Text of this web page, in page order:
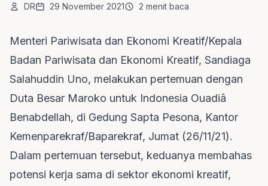
DR 29 November 2021 2 menit baca
Menteri Pariwisata dan Ekonomi Kreatif/Kepala
Badan Pariwisata dan Ekonomi Kreatif, Sandiaga
Salahuddin Uno, melakukan pertemuan dengan
Duta Besar Maroko untuk Indonesia Ouadiâ
Benabdellah, di Gedung Sapta Pesona, Kantor
Kemenparekraf/Baparekraf, Jumat (26/11/21).
Dalam pertemuan tersebut, keduanya membahas
potensi kerja sama di sektor ekonomi kreatif,